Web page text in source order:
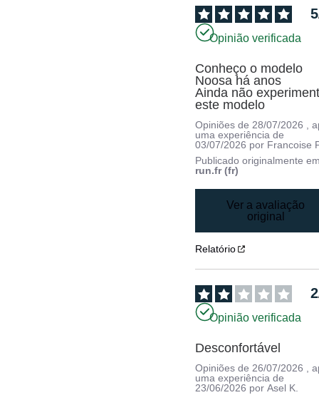
5
Opinião verificada
Conheço o modelo
Noosa há anos
Ainda não
este modelo
Opiniões de 28/07/2026
,
uma experiência de
03/07/2026 por Francoise
Publicado originalmente
run.fr (fr)
Ver a avaliação
original
Relatório
2
Opinião verificada
Desconfortável
Opiniões de26/07/2026 ,
uma experiência de
23/06/2026 porAsel K.